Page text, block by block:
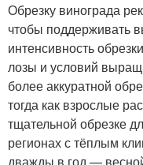
Обрезку винограда
чтобы поддерживать
интенсивность
лозы и условий
более аккуратной
тогда как взрослые
тщательной обрезке
регионах с тёплым